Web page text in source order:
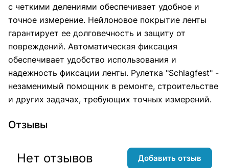
с четкими делениями обеспечивает удобное и
точное измерение. Нейлоновое покрытие ленты
гарантирует ее долговечность и защиту от
повреждений. Автоматическая фиксация
обеспечивает удобство использования и
надежность фиксации ленты. Рулетка "Schlagfest" -
незаменимый помощник в ремонте, строительстве
и других задачах, требующих точных измерений.
Отзывы
Нет отзывов Добавить отзыв